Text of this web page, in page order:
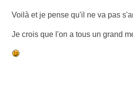
Voilà et je pense qu'il ne va pas
Je crois que l'on a tous un grand